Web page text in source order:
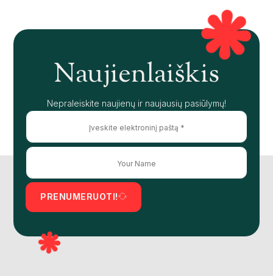
Naujienlaiškis
Nepraleiskite naujienų ir naujausių pasiūlymų!
PRENUMERUOTI!